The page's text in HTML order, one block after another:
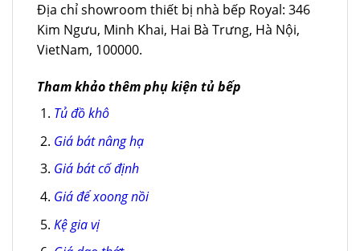
Địa chỉ showroom thiết bị nhà bếp Royal: 346
Kim Ngưu, Minh Khai, Hai Bà Trưng, Hà Nội,
VietNam, 100000.
Tham khảo thêm phụ kiện tủ bếp
Tủ đồ khô
Giá bát nâng hạ
Giá bát cố định
Giá để xoong nồi
Kệ gia vị